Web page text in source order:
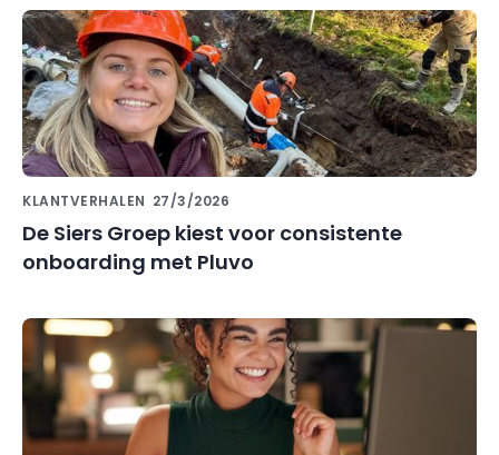
KLANTVERHALEN 27/3/2026
De Siers Groep kiest voor consistente
onboarding met Pluvo